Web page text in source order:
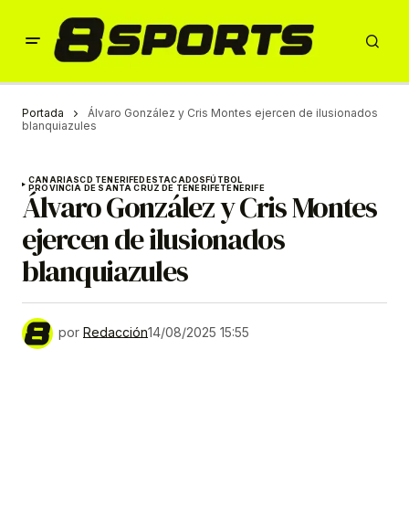
Portada
Álvaro González y Cris Montes ejercen de ilusionados
blanquiazules
CANARIASCD TENERIFEDESTACADOSFÚTBOL
PROVINCIA DE SANTA CRUZ DE TENERIFETENERIFE
Álvaro González y Cris Montes
ejercen de ilusionados
blanquiazules
por Redacción14/08/2025 15:55